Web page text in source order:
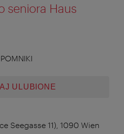
seniora Haus
ULUBIONE
Seegasse 11), 1090 Wien